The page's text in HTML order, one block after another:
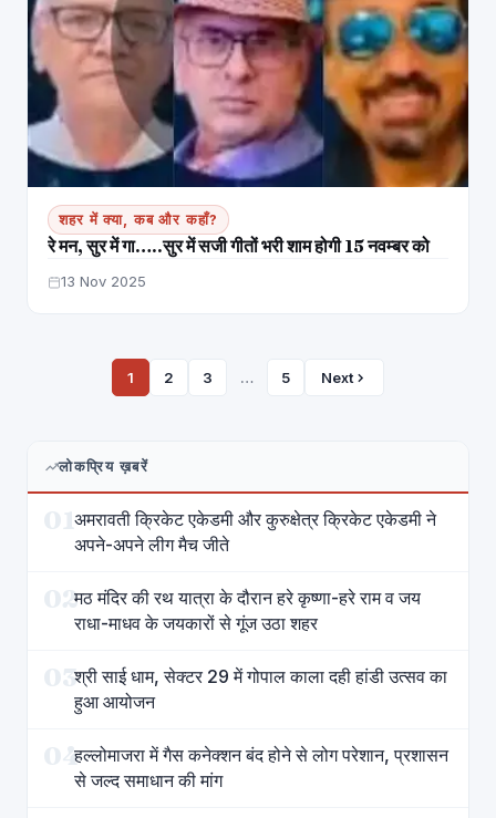
शहर में क्या, कब और कहाँ?
रे मन, सुर में गा…..सुर में सजी गीतों भरी शाम होगी 15 नवम्बर को
13 Nov 2025
1 2 3 … 5 Next
लोकप्रिय ख़बरें
01अमरावती क्रिकेट एकेडमी और कुरुक्षेत्र क्रिकेट एकेडमी ने
अपने-अपने लीग मैच जीते
02मठ मंदिर की रथ यात्रा के दौरान हरे कृष्णा-हरे राम व जय
राधा-माधव के जयकारों से गूंज उठा शहर
03श्री साई धाम, सेक्टर 29 में गोपाल काला दही हांडी उत्सव का
हुआ आयोजन
04हल्लोमाजरा में गैस कनेक्शन बंद होने से लोग परेशान, प्रशासन
से जल्द समाधान की मांग